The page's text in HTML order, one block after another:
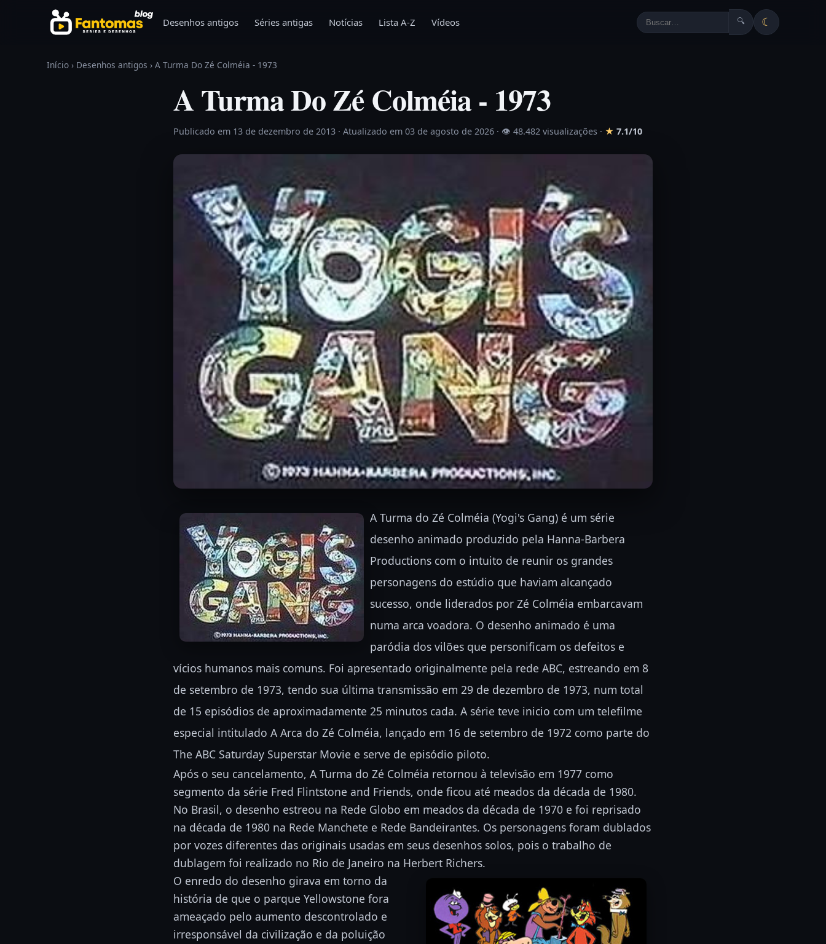
Pular para o conteúdo
Desenhos antigos Séries antigas Notícias Lista A-Z Vídeos 🔍 ☾
Início › Desenhos antigos › A Turma Do Zé Colméia - 1973
A Turma Do Zé Colméia - 1973
Publicado em 13 de dezembro de 2013 · Atualizado em 03 de agosto de 2026 · 👁 48.482 visualizações · ★ 7.1/10
A Turma do Zé Colméia (Yogi's Gang) é um série
desenho animado produzido pela Hanna-Barbera
Productions com o intuito de reunir os grandes
personagens do estúdio que haviam alcançado
sucesso, onde liderados por Zé Colméia embarcavam
numa arca voadora. O desenho animado é uma
paródia dos vilões que personificam os defeitos e
vícios humanos mais comuns. Foi apresentado originalmente pela rede ABC, estreando em 8
de setembro de 1973, tendo sua última transmissão em 29 de dezembro de 1973, num total
de 15 episódios de aproximadamente 25 minutos cada. A série teve inicio com um telefilme
especial intitulado A Arca do Zé Colméia, lançado em 16 de setembro de 1972 como parte do
The ABC Saturday Superstar Movie e serve de episódio piloto.
Após o seu cancelamento, A Turma do Zé Colméia retornou à televisão em 1977 como
segmento da série Fred Flintstone and Friends, onde ficou até meados da década de 1980.
No Brasil, o desenho estreou na Rede Globo em meados da década de 1970 e foi reprisado
na década de 1980 na Rede Manchete e Rede Bandeirantes. Os personagens foram dublados
por vozes diferentes das originais usadas em seus desenhos solos, pois o trabalho de
dublagem foi realizado no Rio de Janeiro na Herbert Richers.
O enredo do desenho girava em torno da
história de que o parque Yellowstone fora
ameaçado pelo aumento descontrolado e
irresponsável da civilização e da poluição